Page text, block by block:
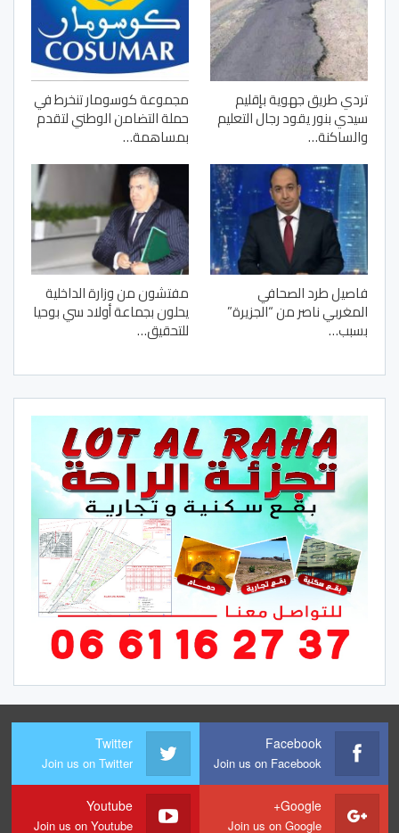
تردي طريق جهوية بإقليم
سيدي بنور يقود رجال التعليم
والساكنة…
مجموعة كوسومار تنخرط في
حملة التضامن الوطني لتقدم
بمساهمة…
فاصيل طرد الصحافي
المغربي ناصر من “الجزيرة”
بسبب…
مفتشون من وزارة الداخلية
يحلون بجماعة أولاد سي بوحيا
للتحقيق…
Facebook
Join us on Facebook
Twitter
Join us on Twitter
Google+
Join us on Google
Youtube
Join us on Youtube